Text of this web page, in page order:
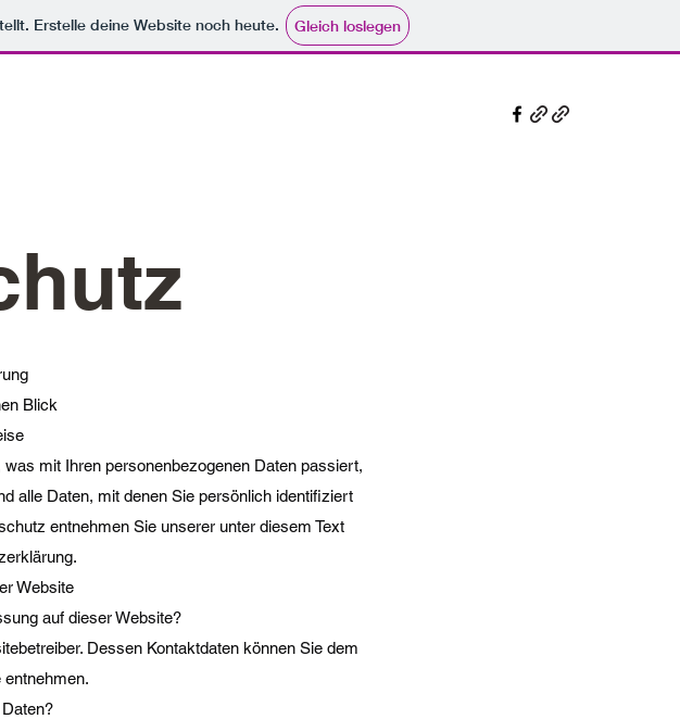
Erstelle deine Website noch heute. Gleich loslegen
Blick
mit Ihren personenbezogenen Daten passiert,
alle Daten, mit denen Sie persönlich identifiziert
entnehmen Sie unserer unter diesem Text
Website
auf dieser Website?
Dessen Kontaktdaten können Sie dem